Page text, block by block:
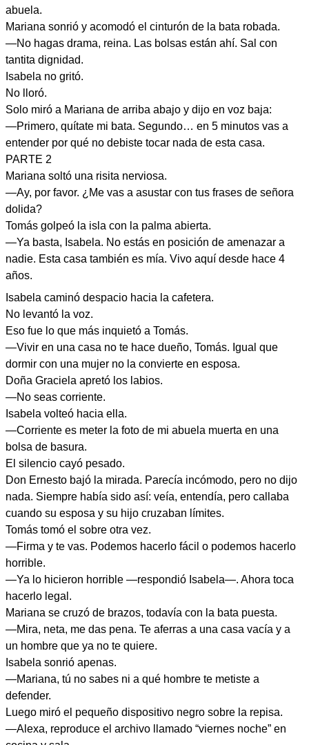
abuela.
Mariana sonrió y acomodó el cinturón de la bata robada.
—No hagas drama, reina. Las bolsas están ahí. Sal con
tantita dignidad.
Isabela no gritó.
No lloró.
Solo miró a Mariana de arriba abajo y dijo en voz baja:
—Primero, quítate mi bata. Segundo… en 5 minutos vas a
entender por qué no debiste tocar nada de esta casa.
PARTE 2
Mariana soltó una risita nerviosa.
—Ay, por favor. ¿Me vas a asustar con tus frases de señora
dolida?
Tomás golpeó la isla con la palma abierta.
—Ya basta, Isabela. No estás en posición de amenazar a
nadie. Esta casa también es mía. Vivo aquí desde hace 4
años.
Isabela caminó despacio hacia la cafetera.
No levantó la voz.
Eso fue lo que más inquietó a Tomás.
—Vivir en una casa no te hace dueño, Tomás. Igual que
dormir con una mujer no la convierte en esposa.
Doña Graciela apretó los labios.
—No seas corriente.
Isabela volteó hacia ella.
—Corriente es meter la foto de mi abuela muerta en una
bolsa de basura.
El silencio cayó pesado.
Don Ernesto bajó la mirada. Parecía incómodo, pero no dijo
nada. Siempre había sido así: veía, entendía, pero callaba
cuando su esposa y su hijo cruzaban límites.
Tomás tomó el sobre otra vez.
—Firma y te vas. Podemos hacerlo fácil o podemos hacerlo
horrible.
—Ya lo hicieron horrible —respondió Isabela—. Ahora toca
hacerlo legal.
Mariana se cruzó de brazos, todavía con la bata puesta.
—Mira, neta, me das pena. Te aferras a una casa vacía y a
un hombre que ya no te quiere.
Isabela sonrió apenas.
—Mariana, tú no sabes ni a qué hombre te metiste a
defender.
Luego miró el pequeño dispositivo negro sobre la repisa.
—Alexa, reproduce el archivo llamado “viernes noche” en